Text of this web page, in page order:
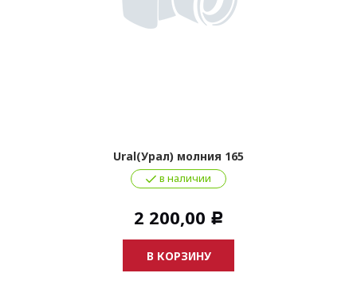
Ural(Урал) молния 165
в наличии
2 200,00 Р
В КОРЗИНУ